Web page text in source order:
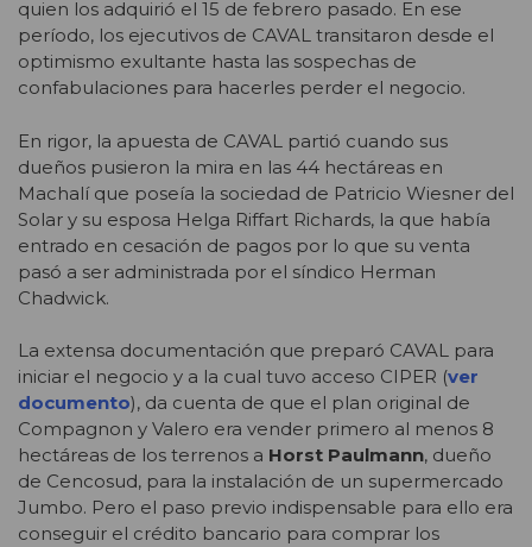
quien los adquirió el 15 de febrero pasado. En ese
período, los ejecutivos de CAVAL transitaron desde el
optimismo exultante hasta las sospechas de
confabulaciones para hacerles perder el negocio.
En rigor, la apuesta de CAVAL partió cuando sus
dueños pusieron la mira en las 44 hectáreas en
Machalí que poseía la sociedad de Patricio Wiesner del
Solar y su esposa Helga Riffart Richards, la que había
entrado en cesación de pagos por lo que su venta
pasó a ser administrada por el síndico Herman
Chadwick.
La extensa documentación que preparó CAVAL para
iniciar el negocio y a la cual tuvo acceso CIPER (ver
documento), da cuenta de que el plan original de
Compagnon y Valero era vender primero al menos 8
hectáreas de los terrenos a Horst Paulmann, dueño
de Cencosud, para la instalación de un supermercado
Jumbo. Pero el paso previo indispensable para ello era
conseguir el crédito bancario para comprar los